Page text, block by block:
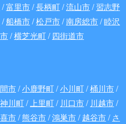
/富里市/長柄町/流山市/習志野
/船橋市/松戸市/南房総市/睦沢
/横芝光町/ 四街道市
市/小鹿野町/小川町/桶川市/
神川町/上里町/ 川口市/ 川越市/
市/熊谷市/鴻巣市/越谷市/ さ